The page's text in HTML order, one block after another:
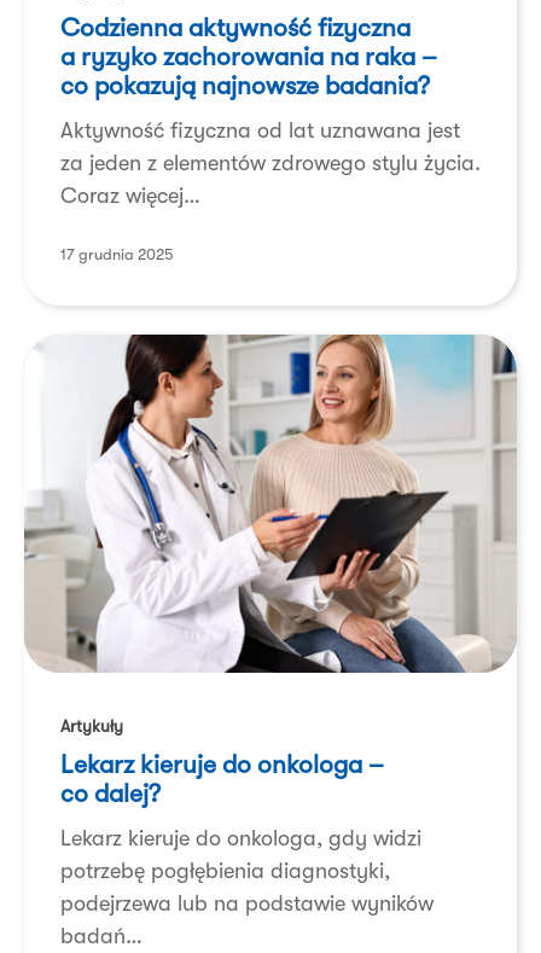
fizyczna
a ryzyko
zachorowania
co pokazują
najnowsze
badania?
Codzienna aktywność fizyczna
a ryzyko zachorowania na raka –
co pokazują najnowsze badania?
Aktywność fizyczna od lat uznawana jest
za jeden z elementów zdrowego stylu życia.
Coraz więcej…
17 grudnia 2025
kieruje
do onkologa
Artykuły
Lekarz kieruje do onkologa –
co dalej?
Lekarz kieruje do onkologa, gdy widzi
potrzebę pogłębienia diagnostyki,
podejrzewa lub na podstawie wyników
badań…